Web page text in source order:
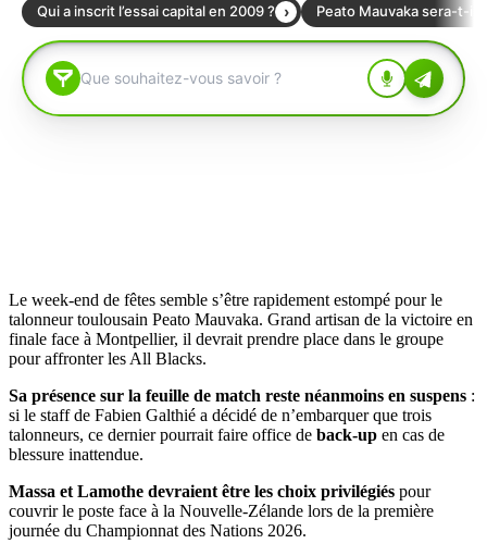
Le week-end de fêtes semble s’être rapidement estompé pour le
talonneur toulousain Peato Mauvaka. Grand artisan de la victoire en
finale face à Montpellier, il devrait prendre place dans le groupe
pour affronter les All Blacks.
Sa présence sur la feuille de match reste néanmoins en suspens :
si le staff de Fabien Galthié a décidé de n’embarquer que trois
talonneurs, ce dernier pourrait faire office de back-up en cas de
blessure inattendue.
Massa et Lamothe devraient être les choix privilégiés pour
couvrir le poste face à la Nouvelle-Zélande lors de la première
journée du Championnat des Nations 2026.